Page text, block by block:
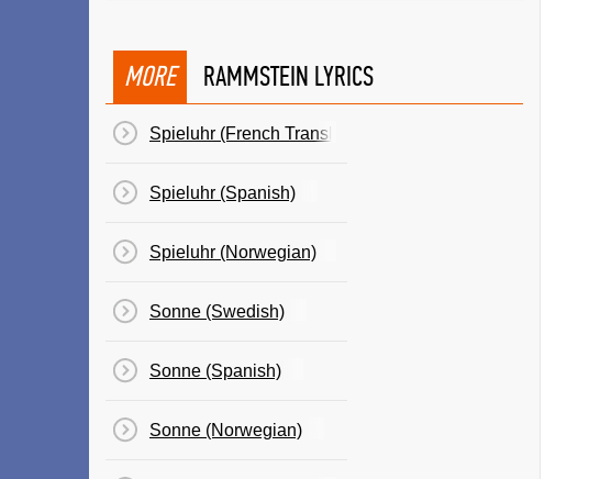
MORE RAMMSTEIN LYRICS
Spieluhr (French Translation - Boite A Musique)
Spieluhr (Spanish)
Spieluhr (Norwegian)
Sonne (Swedish)
Sonne (Spanish)
Sonne (Norwegian)